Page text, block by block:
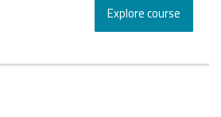
Explore course